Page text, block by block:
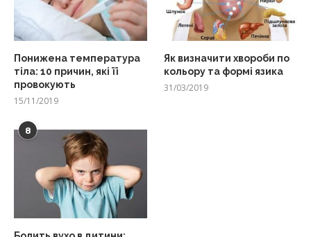
Понижена температура
тіла: 10 причин, які її
провокують
15/11/2019
Як визначити хвороби по
кольору та формі язика
31/03/2019
8